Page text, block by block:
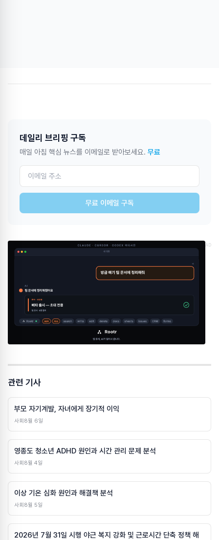
데일리 브리핑 구독
매일 아침 핵심 뉴스를 이메일로 받아보세요. 무료
무료 이메일 구독
AD
관련 기사
부모 자기계발, 자녀에게 장기적 이익
사회8월 6일
영종도 청소년 ADHD 원인과 시간 관리 문제 분석
사회8월 4일
이상 기온 심화 원인과 해결책 분석
사회8월 5일
2026년 7월 31일 시행 야근 복지 강화 및 근로시간 단축 정책 해